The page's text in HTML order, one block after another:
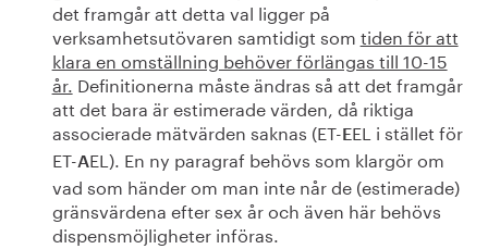
det framgår att detta val ligger på
verksamhetsutövaren samtidigt som tiden för att
klara en omställning behöver förlängas till 10-15
år. Definitionerna måste ändras så att det framgår
att det bara är estimerade värden, då riktiga
associerade mätvärden saknas (ET- EEL i stället för
ET-AEL). En ny paragraf behövs som klargör om
vad som händer om man inte når de (estimerade)
gränsvärdena efter sex år och även här behövs
dispensmöjligheter införas.